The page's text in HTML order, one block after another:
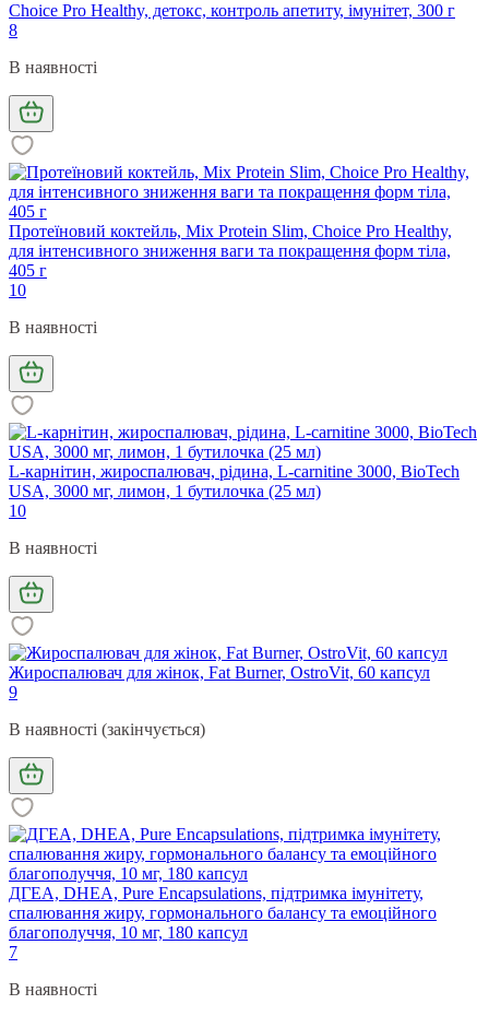
Сhoice Pro Healthy, детокс, контроль апетиту, імунітет, 300 г
8
В наявності
Протеїновий коктейль, Mix Protein Slim, Сhoice Pro Healthy,
для інтенсивного зниження ваги та покращення форм тіла,
405 г
10
В наявності
L-карнітин, жироспалювач, рідина, L-carnitine 3000, BioTech
USA, 3000 мг, лимон, 1 бутилочка (25 мл)
10
В наявності
Жироспалювач для жінок, Fat Burner, OstroVit, 60 капсул
9
В наявності (закінчується)
ДГЕА, DHEA, Pure Encapsulations, підтримка імунітету,
спалювання жиру, гормонального балансу та емоційного
благополуччя, 10 мг, 180 капсул
7
В наявності